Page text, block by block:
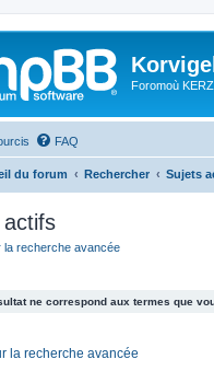
Foromoù
FAQ
du forum Rechercher Sujets
actifs
la recherche avancée
ne correspond aux termes que
la recherche avancée